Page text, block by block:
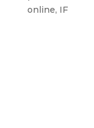
online, IF